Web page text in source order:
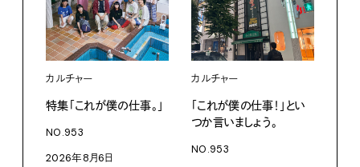
カルチャー
特集「これが僕の仕事。」
NO.953
2026年8月6日
カルチャー
「これが僕の仕事！」とい
つか言いましょう。
NO.953